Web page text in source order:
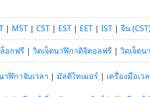
| MST | CST | EST | EET | IST | จีน
อกฟรี | วิดเจ็ตนาฬิกาดิจิตอลฟรี | วิดเจ็ต
าฬิกาจับเวลา | มัลติไทเมอร์ | เครื่องมือเว